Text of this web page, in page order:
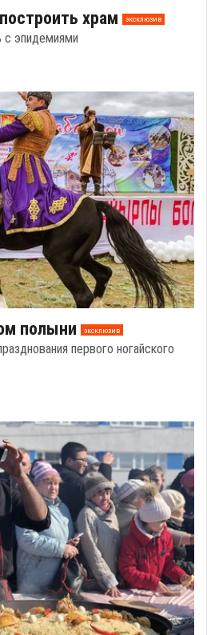
храм эксклюзив
с эпидемиями
полыни эксклюзив
первого ногайского